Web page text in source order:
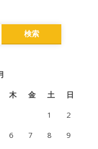
木 金 土
日
1
2
6 7 8
9